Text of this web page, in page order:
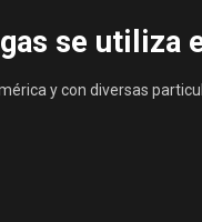
se utiliza
y con diversas